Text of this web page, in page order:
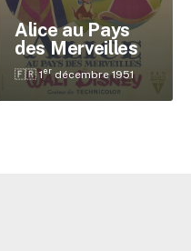
Alice au Pays
des Merveilles
🇫🇷 1er décembre 1951